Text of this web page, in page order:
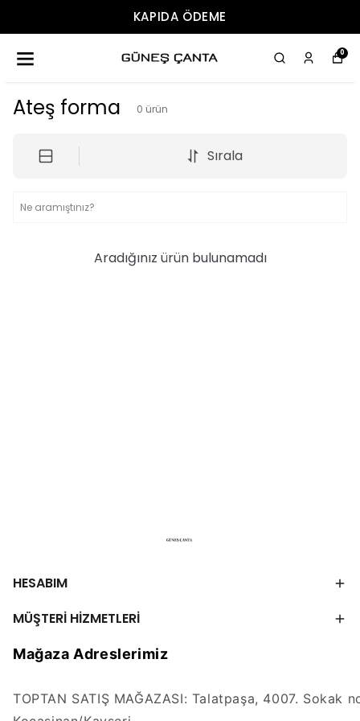
KAPIDA ÖDEME
0
Ateş forma 0 ürün
Sırala
Aradığınız ürün bulunamadı
HESABIM
MÜŞTERİ HİZMETLERİ
Mağaza Adreslerimiz
TOPTAN SATIŞ MAĞAZASI: Talatpaşa, 4007. Sokak